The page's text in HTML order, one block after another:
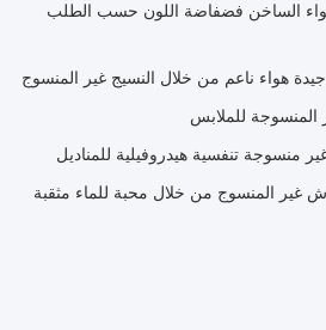
الساخن فضفاضة اللون حسب الطلب
هواء ناعم من خلال النسيج غير المنسوج
المنسوجة للملابس
منسوجة تنفسية هيدروفيلية للمناديل
غير المنسوج من خلال محبة للماء مثقبة